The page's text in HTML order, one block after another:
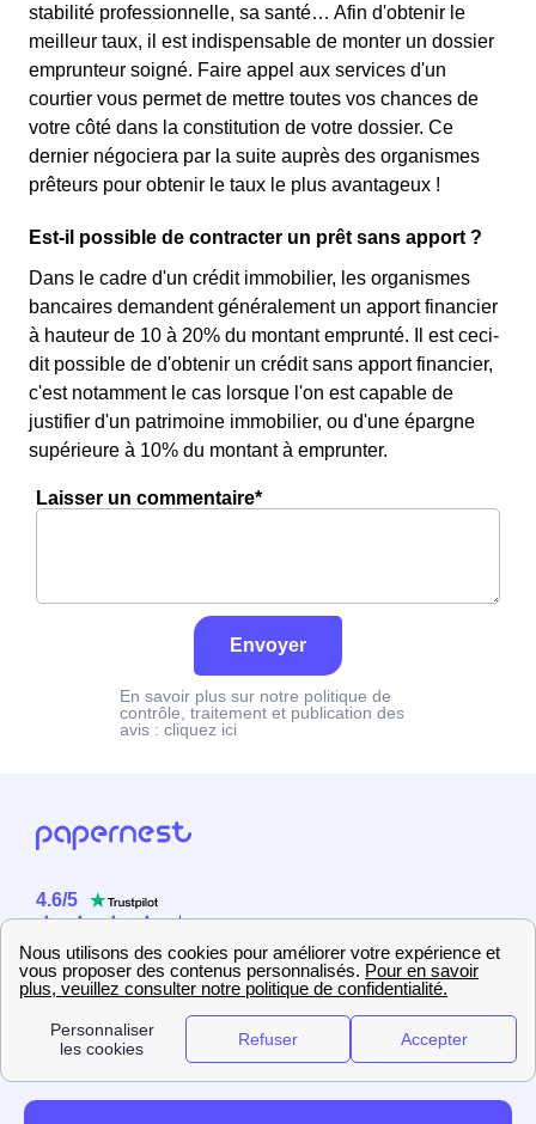
stabilité professionnelle, sa santé… Afin d'obtenir le
meilleur taux, il est indispensable de monter un dossier
emprunteur soigné. Faire appel aux services d'un
courtier vous permet de mettre toutes vos chances de
votre côté dans la constitution de votre dossier. Ce
dernier négociera par la suite auprès des organismes
prêteurs pour obtenir le taux le plus avantageux !
Est-il possible de contracter un prêt sans apport ?
Dans le cadre d'un crédit immobilier, les organismes
bancaires demandent généralement un apport financier
à hauteur de 10 à 20% du montant emprunté. Il est ceci-
dit possible de d'obtenir un crédit sans apport financier,
c'est notamment le cas lorsque l'on est capable de
justifier d'un patrimoine immobilier, ou d'une épargne
supérieure à 10% du montant à emprunter.
Laisser un commentaire*
Envoyer
En savoir plus sur notre politique de
contrôle, traitement et publication des
avis : cliquez ici
4.6/5
2358 utilisateurs